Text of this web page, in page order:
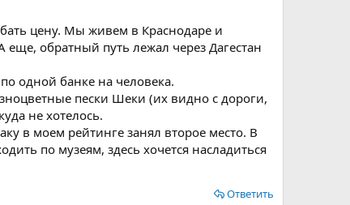
цену. Мы живем в Краснодаре и
обратный путь лежал через Дагестан
одной банке на человека.
пески Шеки (их видно с дороги,
не хотелось.
в моем рейтинге занял второе место. В
по музеям, здесь хочется насладиться
Ответить